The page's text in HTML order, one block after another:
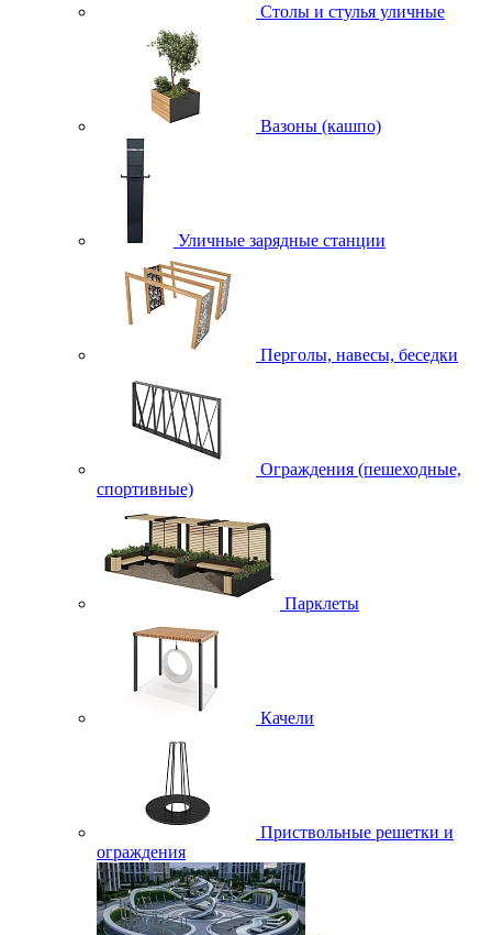
Столы и стулья уличные
Вазоны (кашпо)
Уличные зарядные станции
Перголы, навесы, беседки
Ограждения (пешеходные,
спортивные)
Парклеты
Качели
Приствольные решетки и
ограждения